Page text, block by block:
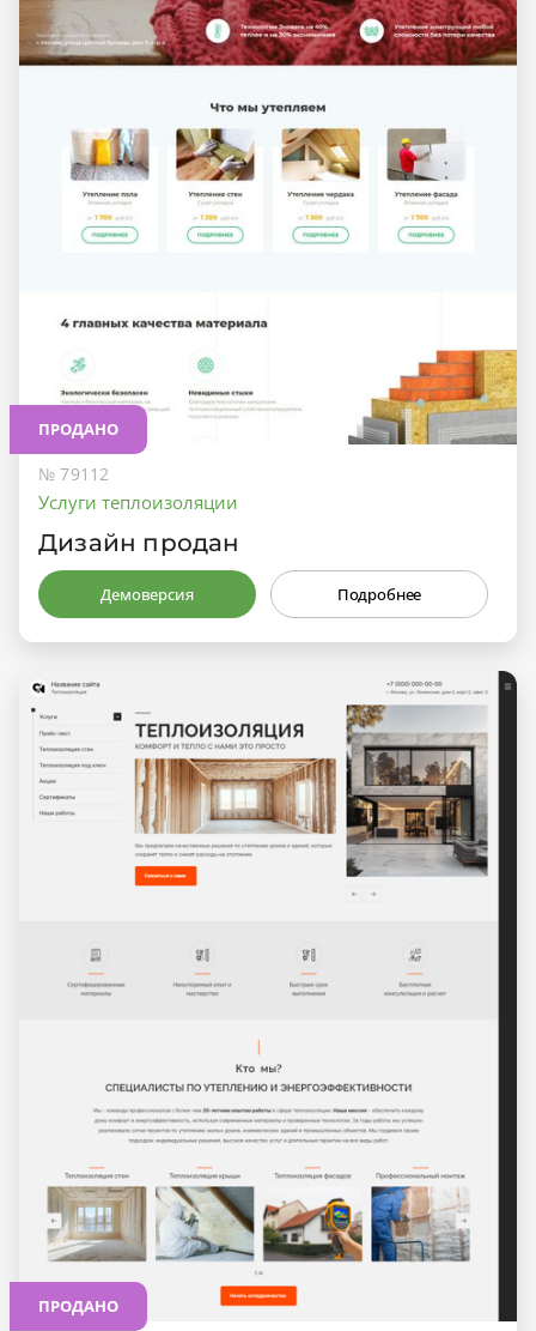
ПРОДАНО
№ 79112
Услуги теплоизоляции
Дизайн продан
Демоверсия Подробнее
ПРОДАНО